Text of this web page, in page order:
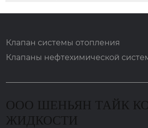
Клапан системы отопления
Клапаны нефтехимической
ООО ШЕНЬЯН ТАЙК
ЖИДКОСТИ